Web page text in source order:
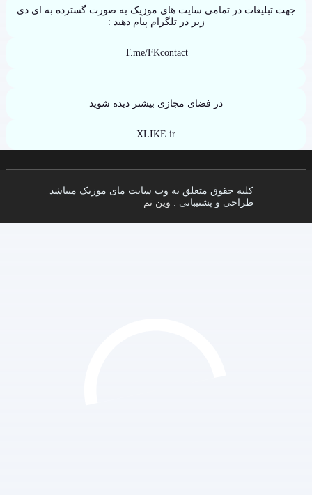
جهت تبلیغات در تمامی سایت های موزیک به صورت گسترده به ای دی
زیر در تلگرام پیام دهید :
T.me/FKcontact
در فضای مجازی بیشتر دیده شوید
XLIKE.ir
کلیه حقوق متعلق به وب سایت مای موزیک میباشد
طراحی و پشتیبانی : وین تم